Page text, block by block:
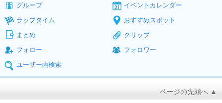
グループ
イベントカレンダー
ラップタイム
おすすめスポット
まとめ
クリップ
フォロー
フォロワー
ユーザー内検索
ページの先頭へ ▲